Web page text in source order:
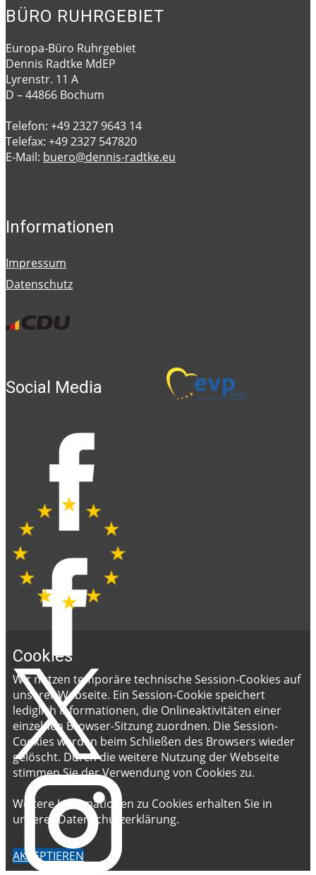
BÜRO RUHRGEBIET
Europa-Büro Ruhrgebiet
Dennis Radtke MdEP
Lyrenstr. 11 A
D – 44866 Bochum
Telefon: +49 2327 9643 14
Telefax: +49 2327 547820
E-Mail: buero@dennis-radtke.eu
Informationen
Impressum
Datenschutz
Social Media
Cookies
Wir nutzen temporäre technische Session-Cookies auf
unserer Webseite. Ein Session-Cookie speichert
lediglich Informationen, die Onlineaktivitäten einer
einzelnen Browser-Sitzung zuordnen. Die Session-
Cookies werden beim Schließen des Browsers wieder
gelöscht. Durch die weitere Nutzung der Webseite
stimmen Sie der Verwendung von Cookies zu.
Weitere Informationen zu Cookies erhalten Sie in
unserer Datenschutzerklärung.
AKZEPTIEREN